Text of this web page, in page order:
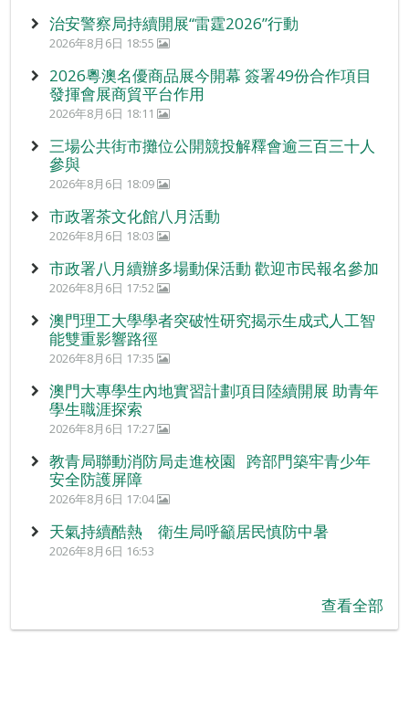
治安警察局持續開展“雷霆2026”行動
2026年8月6日 18:55
2026粵澳名優商品展今開幕 簽署49份合作項目
發揮會展商貿平台作用
2026年8月6日 18:11
三場公共街市攤位公開競投解釋會逾三百三十人
參與
2026年8月6日 18:09
市政署茶文化館八月活動
2026年8月6日 18:03
市政署八月續辦多場動保活動 歡迎市民報名參加
2026年8月6日 17:52
澳門理工大學學者突破性研究揭示生成式人工智
能雙重影響路徑
2026年8月6日 17:35
澳門大專學生內地實習計劃項目陸續開展 助青年
學生職涯探索
2026年8月6日 17:27
教青局聯動消防局走進校園 跨部門築牢青少年
安全防護屏障
2026年8月6日 17:04
天氣持續酷熱 衛生局呼籲居民慎防中暑
2026年8月6日 16:53
查看全部